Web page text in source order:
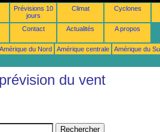
Prévisions 10
jours
Climat Cyclones
Contact Actualités A propos
Amérique du Nord Amérique centrale
Amérique du
du vent